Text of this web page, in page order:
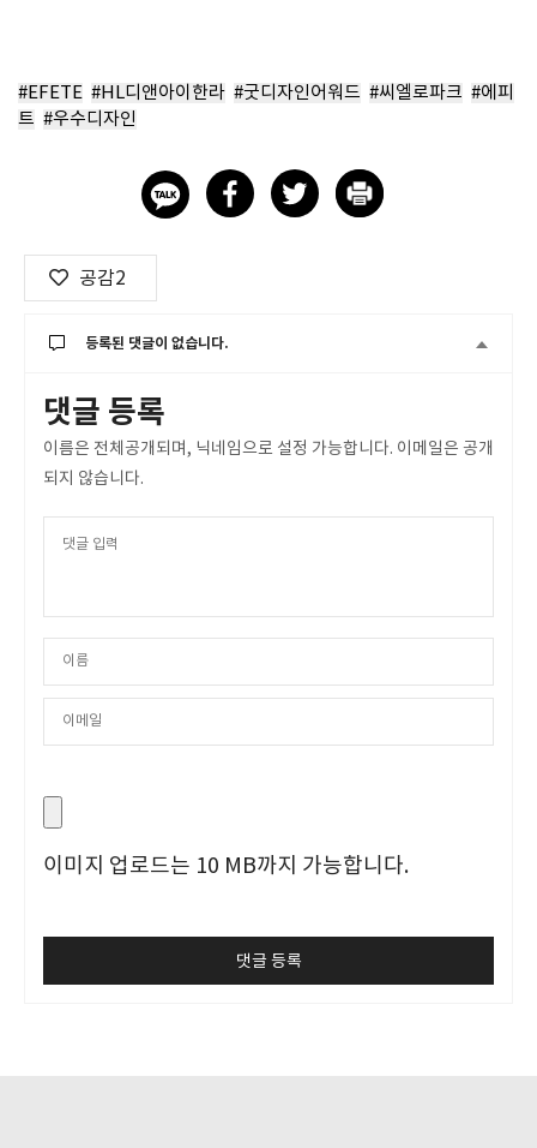
#EFETE #HL디앤아이한라 #굿디자인어워드 #씨엘로파크 #에피
트 #우수디자인
공감2
등록된 댓글이 없습니다.
댓글 등록
이름은 전체공개되며, 닉네임으로 설정 가능합니다. 이메일은 공개
되지 않습니다.
이미지 업로드는 10 MB까지 가능합니다.